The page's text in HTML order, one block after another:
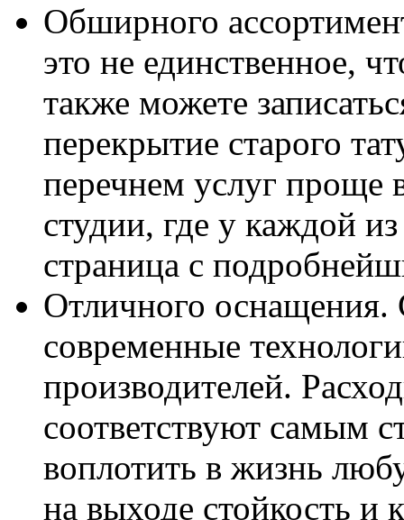
Обширного
это не единственное,
также можете
перекрытие старого
перечнем услуг проще
студии, где у каждой
страница с
Отличного оснащения.
современные
производителей.
соответствуют самым
воплотить в жизнь
на выходе стойкость и